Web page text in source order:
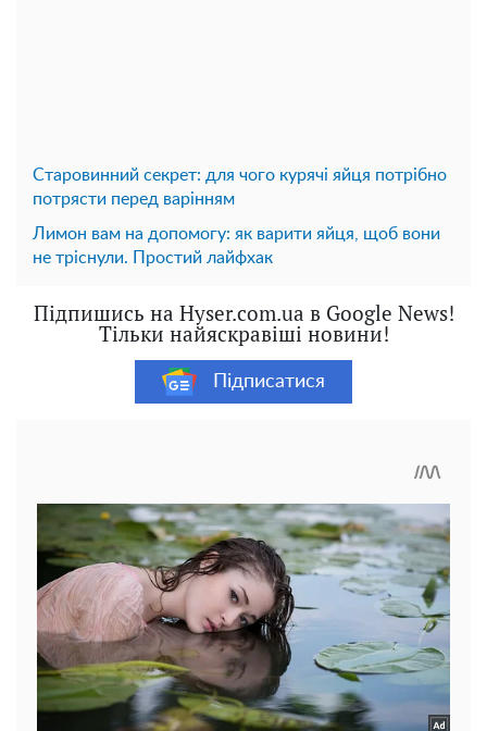
Старовинний секрет: для чого курячі яйця потрібно
потрясти перед варінням
Лимон вам на допомогу: як варити яйця, щоб вони
не тріснули. Простий лайфхак
Підпишись на Hyser.com.ua в Google News!
Тільки найяскравіші новини!
Підписатися